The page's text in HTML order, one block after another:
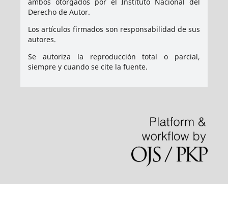
Derecho de Autor.
Los artículos firmados son responsabilidad de sus
autores.
Se autoriza la reproducción total o parcial,
siempre y cuando se cite la fuente.